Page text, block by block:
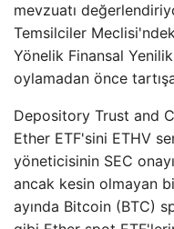
mevzuatı
Temsilciler
Yönelik Finansal
oylamadan önce
Depository Trust and
Ether ETF'sini ETHV
yöneticisinin SEC
ancak kesin olmayan
ayında Bitcoin (BTC)